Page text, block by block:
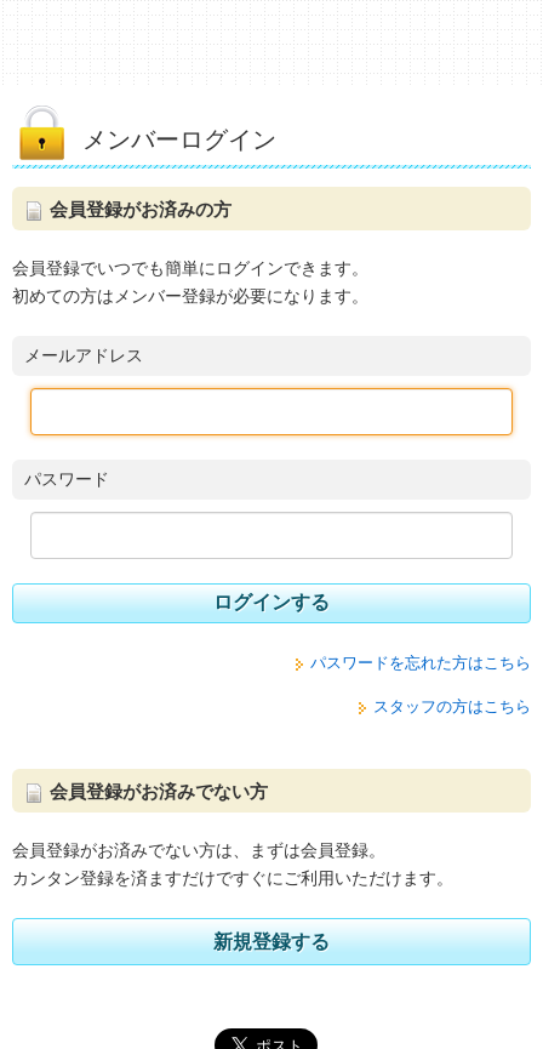
メンバーログイン
会員登録がお済みの方
会員登録でいつでも簡単にログインできます。
初めての方はメンバー登録が必要になります。
メールアドレス
パスワード
ログインする
パスワードを忘れた方はこちら
スタッフの方はこちら
会員登録がお済みでない方
会員登録がお済みでない方は、まずは会員登録。
カンタン登録を済ますだけですぐにご利用いただけます。
新規登録する